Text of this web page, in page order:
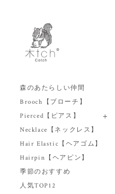
森のあたらしい仲間
Brooch【ブローチ】
Pierced【ピアス】
Necklace【ネックレス】
Hair Elastic【ヘアゴム】
Hairpin【ヘアピン】
季節のおすすめ
人気TOP12